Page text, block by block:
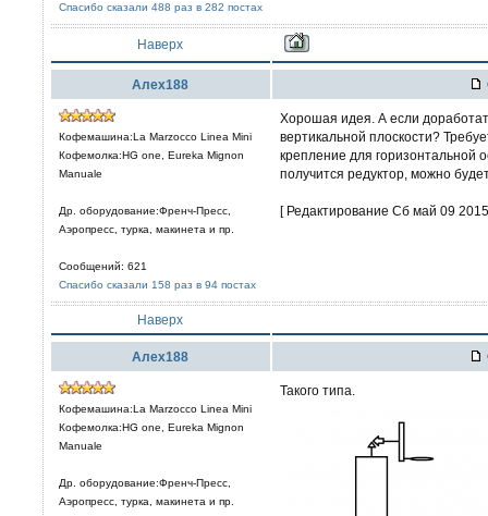
Спасибо сказали 488 раз в 282 постах
Наверх
Алех188
Кофемашина:La Marzocco Linea Mini
Кофемолка:HG one, Eureka Mignon
Manuale
Др. оборудование:Френч-Пресс,
Аэропресс, турка, макинета и пр.
Сообщений: 621
Спасибо сказали 158 раз в 94 постах
Хорошая идея. А если
вертикальной плоскости?
крепление для горизонтальной
получится редуктор, можно
[ Редактирование Сб май 09
Наверх
Алех188
Кофемашина:La Marzocco Linea Mini
Кофемолка:HG one, Eureka Mignon
Manuale
Др. оборудование:Френч-Пресс,
Аэропресс, турка, макинета и пр.
Такого типа.